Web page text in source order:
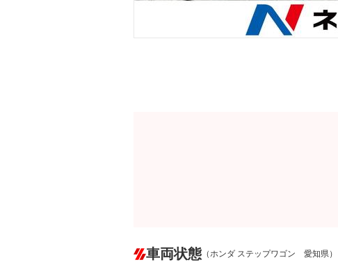
車両状態 （ホンダ ステップワゴン 愛知県）